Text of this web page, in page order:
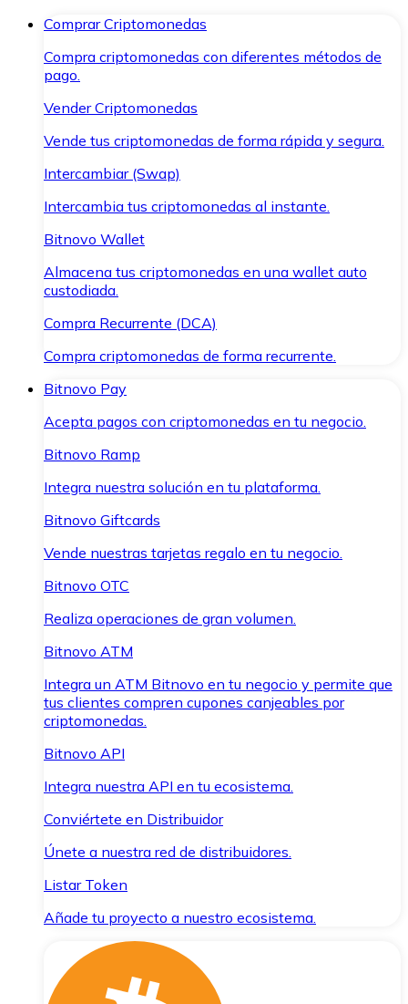
Comprar Criptomonedas
Compra criptomonedas con diferentes métodos de
pago.
Vender Criptomonedas
Vende tus criptomonedas de forma rápida y segura.
Intercambiar (Swap)
Intercambia tus criptomonedas al instante.
Bitnovo Wallet
Almacena tus criptomonedas en una wallet auto
custodiada.
Compra Recurrente (DCA)
Compra criptomonedas de forma recurrente.
Bitnovo Pay
Acepta pagos con criptomonedas en tu negocio.
Bitnovo Ramp
Integra nuestra solución en tu plataforma.
Bitnovo Giftcards
Vende nuestras tarjetas regalo en tu negocio.
Bitnovo OTC
Realiza operaciones de gran volumen.
Bitnovo ATM
Integra un ATM Bitnovo en tu negocio y permite que
tus clientes compren cupones canjeables por
criptomonedas.
Bitnovo API
Integra nuestra API en tu ecosistema.
Conviértete en Distribuidor
Únete a nuestra red de distribuidores.
Listar Token
Añade tu proyecto a nuestro ecosistema.